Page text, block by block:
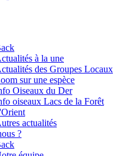
à la une
des Groupes Locaux
sur une espèce
Oiseaux du Der
oiseaux Lacs de la Forêt
actualités
?